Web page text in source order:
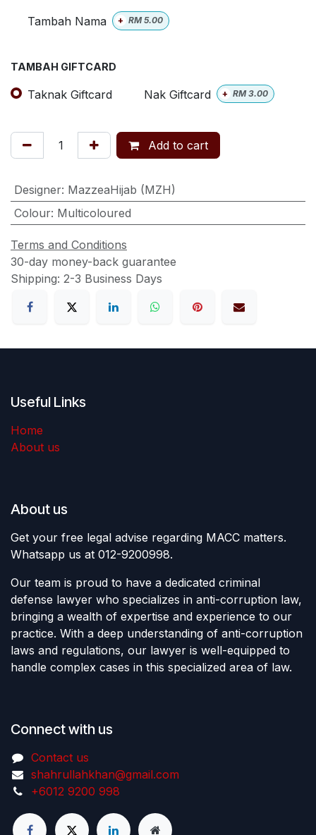
Tambah Nama + RM5.00
TAMBAH GIFTCARD
Taknak Giftcard Nak Giftcard + RM3.00
Add to cart
Designer: MazzeaHijab (MZH)
Colour: Multicoloured
Terms and Conditions
30-day money-back guarantee
Shipping: 2-3 Business Days
Useful Links
Home
About us
About us
Get your free legal advise regarding MACC matters.
Whatsapp us at 012-9200998.
Our team is proud to have a dedicated criminal
defense lawyer who specializes in anti-corruption law,
bringing a wealth of expertise and experience to our
practice. With a deep understanding of anti-corruption
laws and regulations, our lawyer is well-equipped to
handle complex cases in this specialized area of law.
Connect with us
Contact us
shahrullahkhan@gmail.com
+6012 9200 998